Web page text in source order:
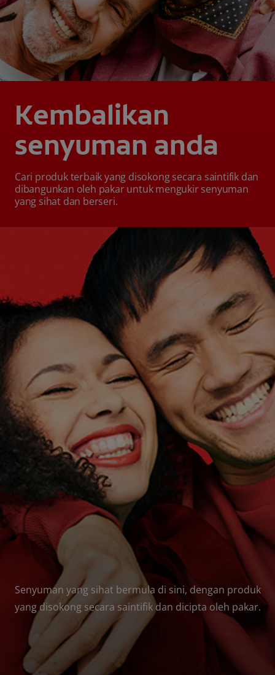
Kembalikan
senyuman anda
Cari produk terbaik yang disokong secara saintifik dan
dibangunkan oleh pakar untuk mengukir senyuman
yang sihat dan berseri.
Senyuman yang sihat bermula di sini, dengan produk
yang disokong secara saintifik dan dicipta oleh pakar.